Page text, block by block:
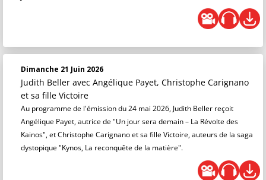
Dimanche 21 Juin 2026
Judith Beller avec Angélique Payet, Christophe Carignano
et sa fille Victoire
Au programme de l'émission du 24 mai 2026, Judith Beller reçoit
Angélique Payet, autrice de "Un jour sera demain – La Révolte des
Kainos", et Christophe Carignano et sa fille Victoire, auteurs de la saga
dystopique "Kynos, La reconquête de la matière".